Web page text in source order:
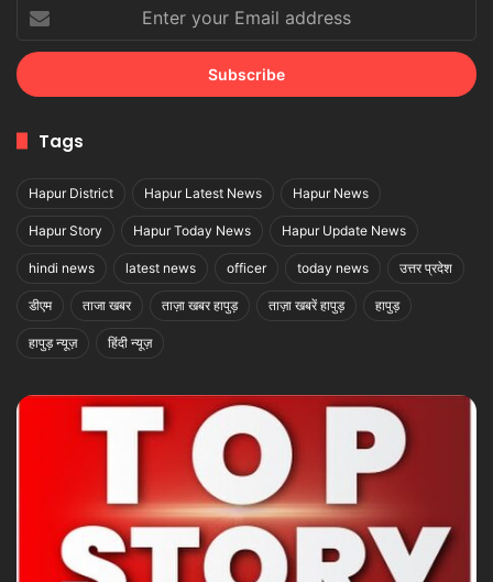
your
Email
address
Tags
Hapur District Hapur Latest News Hapur News
Hapur Story Hapur Today News Hapur Update News
hindi news latest news officer today news उत्तर प्रदेश
डीएम ताजा खबर ताज़ा खबर हापुड़ ताज़ा खबरें हापुड़ हापुड़
हापुड़ न्यूज़ हिंदी न्यूज़